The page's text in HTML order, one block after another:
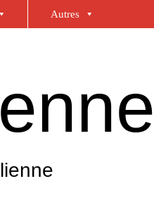
Autres